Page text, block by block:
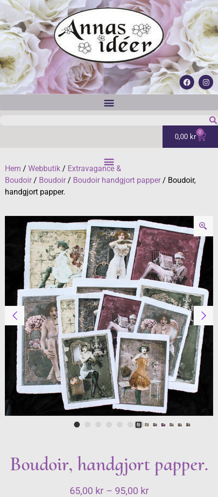
0,00 kr 0
Hem / Webbutik / Extravagance &
Boudoir/ Boudoir/ Boudoir handgjort papper/ Boudoir,
handgjort papper.
Boudoir, handgjort papper.
65,00 kr – 95,00 kr